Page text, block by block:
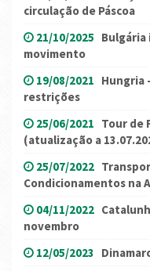
circulação de Páscoa
21/10/2025 Bulgária
movimento
19/08/2021 Hungria
restrições
25/06/2021 Tour de
(atualização a
25/07/2022
Condicionamentos na
04/11/2022
novembro
12/05/2023